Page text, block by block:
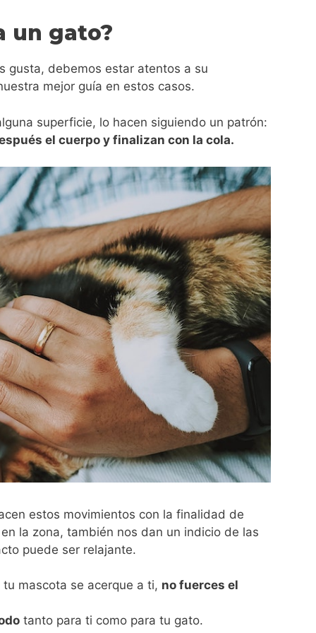
un gato?
gusta, debemos estar atentos a su
mejor guía en estos casos.
superficie, lo hacen siguiendo un patrón:
el cuerpo y finalizan con la cola.
estos movimientos con la finalidad de
la zona, también nos dan un indicio de las
puede ser relajante.
mascota se acerque a ti, no fuerces el
tanto para ti como para tu gato.